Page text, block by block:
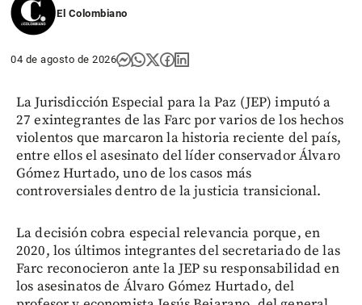
El Colombiano
04 de agosto de 2026
La Jurisdicción Especial para la Paz (JEP) imputó a
27 exintegrantes de las Farc por varios de los hechos
violentos que marcaron la historia reciente del país,
entre ellos el asesinato del líder conservador Álvaro
Gómez Hurtado, uno de los casos más
controversiales dentro de la justicia transicional.
La decisión cobra especial relevancia porque, en
2020, los últimos integrantes del secretariado de las
Farc reconocieron ante la JEP su responsabilidad en
los asesinatos de Álvaro Gómez Hurtado, del